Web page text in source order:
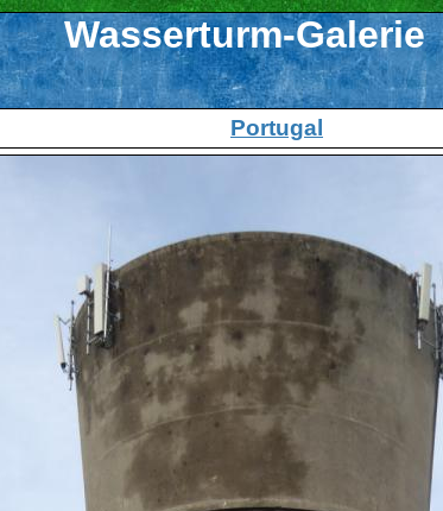
Wasserturm-Galerie
Portugal